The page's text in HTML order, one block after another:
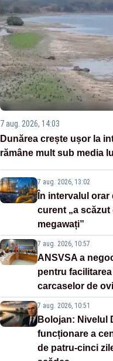
7 aug. 2026, 14:03
Dunărea crește ușor la
rămâne mult sub media
7 aug. 2026, 13:02
În intervalul orar
curent „a scăzut
megawați”
7 aug. 2026, 10:57
ANSVSA a
pentru
carcaselor de
7 aug. 2026, 10:51
Bolojan: Nivelul
funcționare a
de patru-cinci